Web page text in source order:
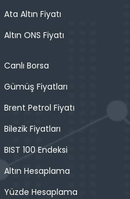
Ata Altın Fiyatı
Altın ONS Fiyatı
Canlı Borsa
Gümüş Fiyatları
Brent Petrol Fiyatı
Bilezik Fiyatları
BIST 100 Endeksi
Altın Hesaplama
Yüzde Hesaplama